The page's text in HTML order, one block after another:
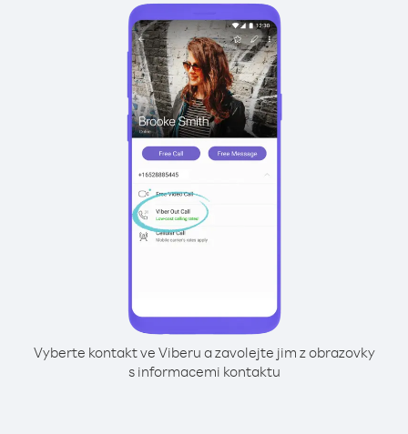
Vyberte kontakt ve Viberu a zavolejte jim z obrazovky
s informacemi kontaktu